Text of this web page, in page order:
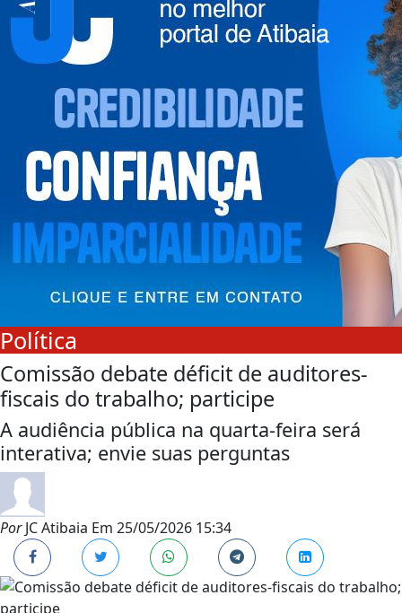
Política
Comissão debate déficit de auditores-
fiscais do trabalho; participe
A audiência pública na quarta-feira será
interativa; envie suas perguntas
PorJC Atibaia Em 25/05/2026 15:34